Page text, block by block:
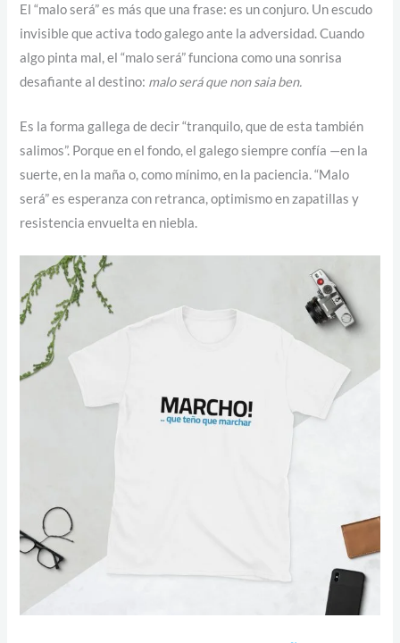
El “malo será” es más que una frase: es un conjuro. Un escudo
invisible que activa todo galego ante la adversidad. Cuando
algo pinta mal, el “malo será” funciona como una sonrisa
desafiante al destino: malo será que non saia ben.
Es la forma gallega de decir “tranquilo, que de esta también
salimos”. Porque en el fondo, el galego siempre confía —en la
suerte, en la maña o, como mínimo, en la paciencia. “Malo
será” es esperanza con retranca, optimismo en zapatillas y
resistencia envuelta en niebla.